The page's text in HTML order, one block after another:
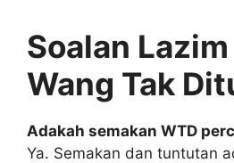
Soalan Lazim
Wang Tak
Adakah semakan WTD
Ya. Semakan dan tuntutan